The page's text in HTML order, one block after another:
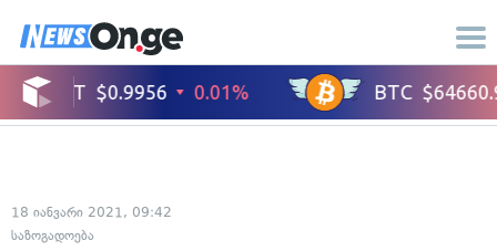
18 იანვარი 2021, 09:42
საზოგადოება